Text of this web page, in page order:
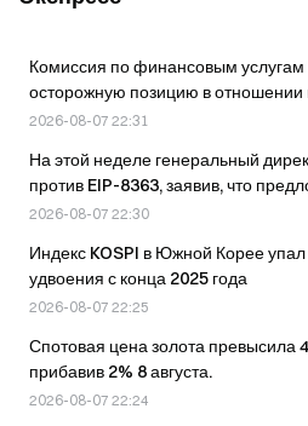
Комиссия по финансовым
осторожную позицию в отношении
делистинга на KOSDAQ;
2026-08-07 22:31
На этой неделе генеральный
против EIP-8363, заявив, что
снижает конкурентоспособность
2026-08-07 22:30
Индекс KOSPI в Южной Корее
удвоения с конца 2025 года
2026-08-07 22:25
Спотовая цена золота превысила
прибавив 2% 8 августа.
2026-08-07 22:24